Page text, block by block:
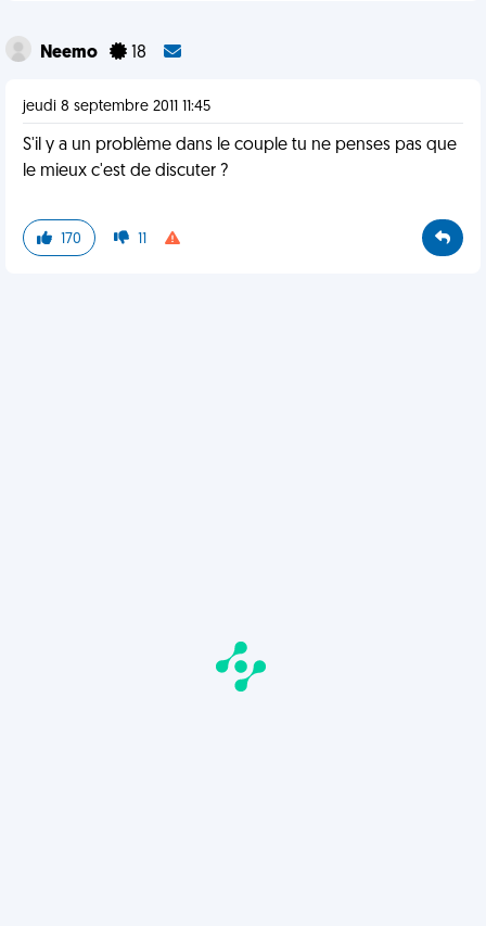
Neemo 18
jeudi 8 septembre 2011 11:45
S'il y a un problème dans le couple tu ne penses pas que
le mieux c'est de discuter ?
170 11